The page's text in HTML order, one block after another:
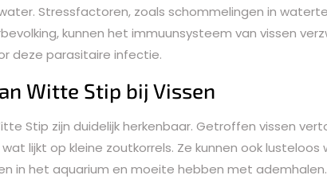
Stressfactoren, zoals schommelingen in
kunnen het immuunsysteem van vissen
deze parasitaire infectie.
Witte Stip bij Vissen
Stip zijn duidelijk herkenbaar. Getroffen vissen
lijkt op kleine zoutkorrels. Ze kunnen ook
in het aquarium en moeite hebben met ademhalen.